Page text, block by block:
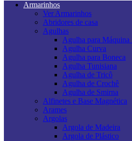
Armarinhos
Ver Armarinhos
Abridores de casa
Agulhas
Agulha para Máquina
Agulha Curva
Agulha para Boneca
Agulha Tunisiana
Agulha de Tricô
Agulha de Crochê
Agulha de Smirna
Alfinetes e Base Magnética
Arames
Argolas
Argola de Madeira
Argola de Plástico